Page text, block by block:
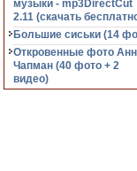
музыки - mp3DirectCut
2.11 (cкачать
Большие сиськи (14
Откровенные фото
Чапман (40 фото + 2
видео)